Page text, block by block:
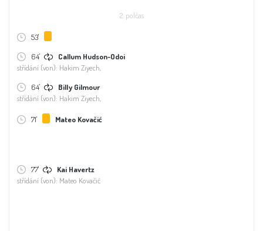
2. polčas
53'
64'
Callum Hudson-Odoi
střídání (von): Hakim Ziyech,
64'
Billy Gilmour
střídání (von): Hakim Ziyech,
71' Mateo Kovačić
77'
Kai Havertz
střídání (von): Mateo Kovačić